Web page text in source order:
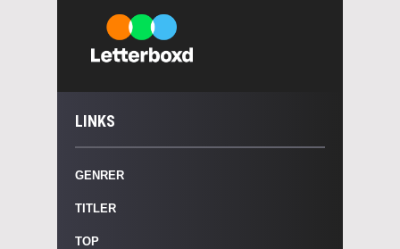
LINKS
GENRER
TITLER
TOP